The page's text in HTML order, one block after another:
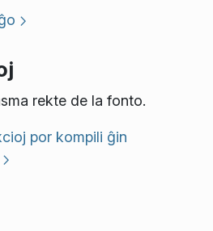
rekte de la fonto.
por kompili ĝin